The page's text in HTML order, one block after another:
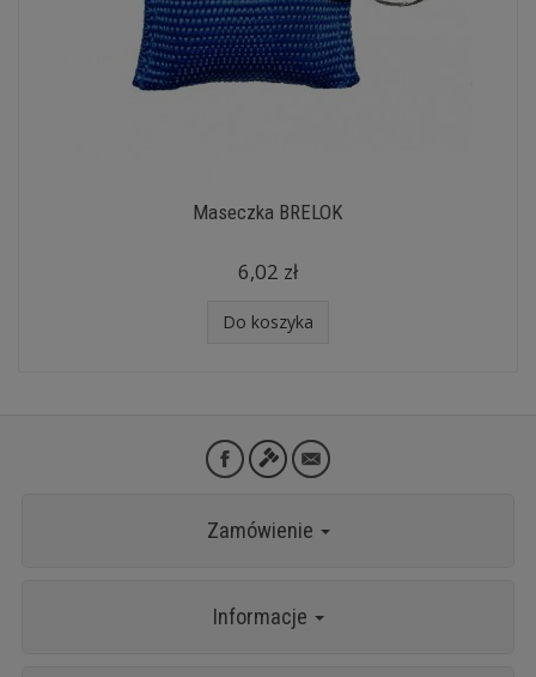
Maseczka BRELOK
6,02 zł
Do koszyka
Zamówienie
Informacje